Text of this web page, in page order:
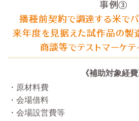
事例③
播種前契約で調達する米でパ
来年度を見据えた試作品の製
商談等でテストマーケテ
《補助対象経費
・原材料費
・会場借料
・会場設営費等